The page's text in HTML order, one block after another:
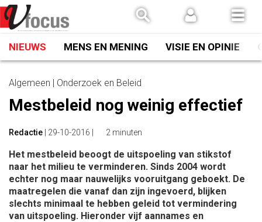
Spring
naar
inhoud
NIEUWS MENS EN MENING VISIE EN OPINIE
Algemeen | Onderzoek en Beleid
Mestbeleid nog weinig effectief
Redactie 29-10-2016 2 minuten
Het mestbeleid beoogt de uitspoeling van stikstof
naar het milieu te verminderen. Sinds 2004 wordt
echter nog maar nauwelijks vooruitgang geboekt. De
maatregelen die vanaf dan zijn ingevoerd, blijken
slechts minimaal te hebben geleid tot vermindering
van uitspoeling. Hieronder vijf aannames en